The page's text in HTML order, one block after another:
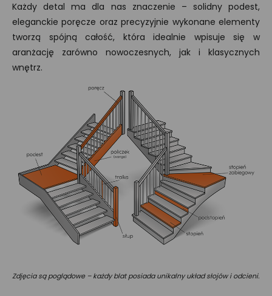
Każdy detal ma dla nas znaczenie – solidny podest,
eleganckie poręcze oraz precyzyjnie wykonane elementy
tworzą spójną całość, która idealnie wpisuje się w
aranżację zarówno nowoczesnych, jak i klasycznych
wnętrz.
Zdjęcia są poglądowe – każdy blat posiada unikalny układ słojów i odcieni.